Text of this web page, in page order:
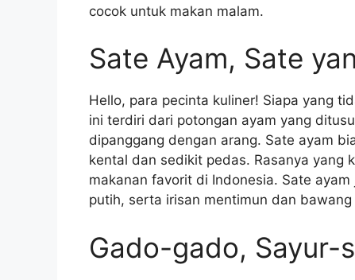
cocok untuk makan malam.
Sate Ayam, Sate
Hello, para pecinta kuliner! Siapa yang
ini terdiri dari potongan ayam yang
dipanggang dengan arang. Sate ayam
kental dan sedikit pedas. Rasanya yang
makanan favorit di Indonesia. Sate
putih, serta irisan mentimun dan bawang
Gado-gado, Sayur-